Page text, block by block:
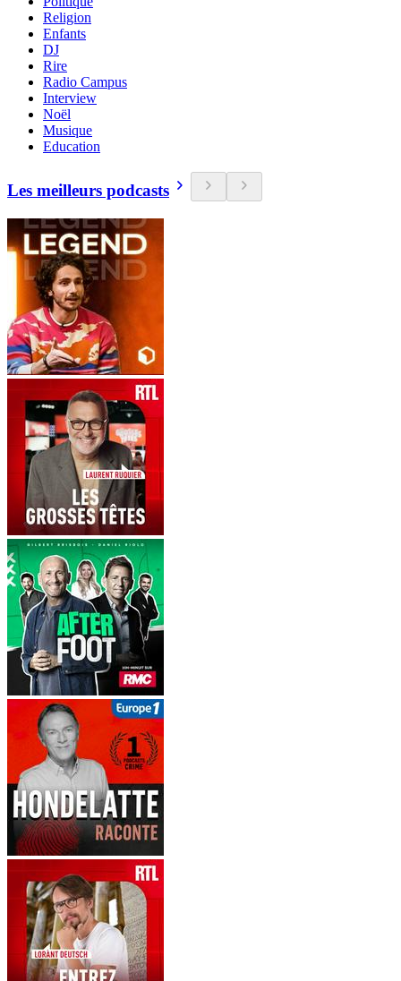
Religion
Enfants
DJ
Rire
Radio Campus
Interview
Noël
Musique
Education
Les meilleurs podcasts